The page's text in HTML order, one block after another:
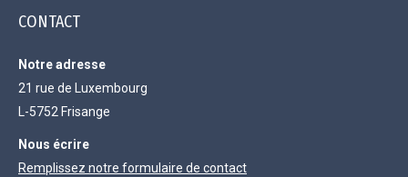
CONTACT
Notre adresse
21 rue de Luxembourg
L-5752 Frisange
Nous écrire
Remplissez notre formulaire de contact